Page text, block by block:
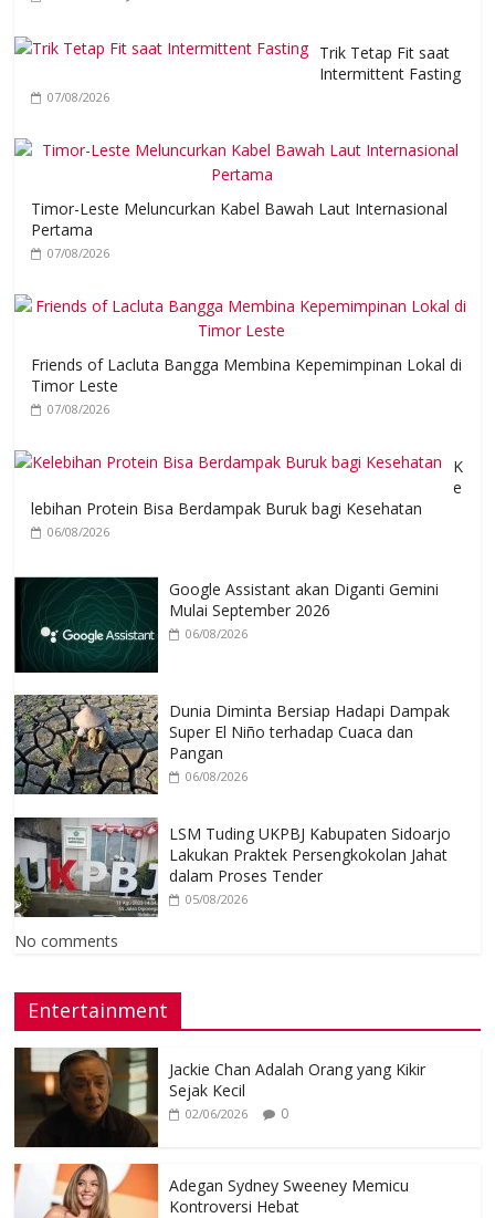
Trik Tetap Fit saat
Intermittent Fasting
07/08/2026
Timor-Leste Meluncurkan Kabel Bawah Laut Internasional
Pertama
07/08/2026
Friends of Lacluta Bangga Membina Kepemimpinan Lokal di
Timor Leste
07/08/2026
K
e
lebihan Protein Bisa Berdampak Buruk bagi Kesehatan
06/08/2026
Google Assistant akan Diganti Gemini
Mulai September 2026
06/08/2026
Dunia Diminta Bersiap Hadapi Dampak
Super El Niño terhadap Cuaca dan
Pangan
06/08/2026
LSM Tuding UKPBJ Kabupaten Sidoarjo
Lakukan Praktek Persengkokolan Jahat
dalam Proses Tender
05/08/2026
No comments
Entertainment
Jackie Chan Adalah Orang yang Kikir
Sejak Kecil
02/06/2026 0
Adegan Sydney Sweeney Memicu
Kontroversi Hebat